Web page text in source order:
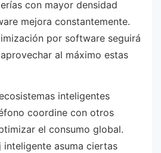
con mayor densidad
mejora constantemente.
por software seguirá
al máximo estas
inteligentes
coordine con otros
el consumo global.
inteligente asuma ciertas